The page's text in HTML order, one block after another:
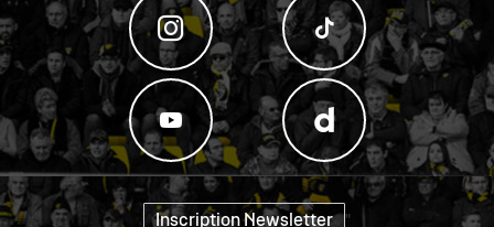
Inscription Newsletter "